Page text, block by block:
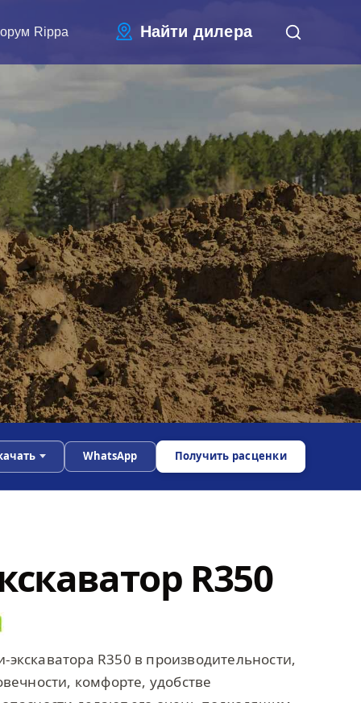
Rippa Найти дилера
WhatsApp Получить расценки
R350
R350 в производительности,
комфорте, удобстве